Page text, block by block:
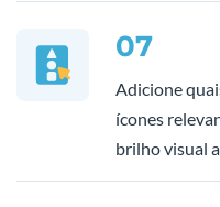
07
Adicione
ícones
brilho visual